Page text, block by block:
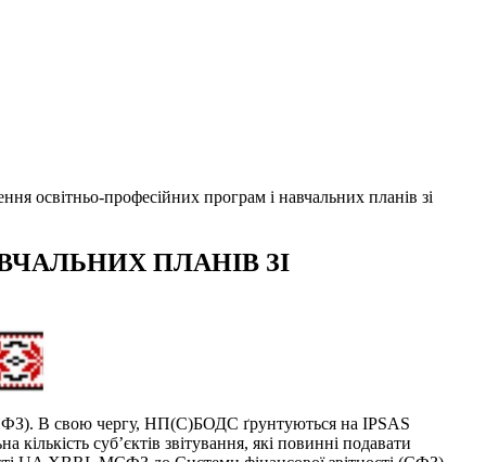
освiтньо-професiйних програм i навчальних планiв зi
ПЛАНІВ ЗІ
В свою чергу, НП(С)БОДС ґрунтуються на IPSAS
суб’єктів звітування, які повинні подавати